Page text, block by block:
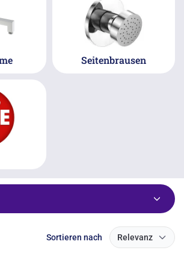
Seitenbrausen
Sortieren nach Relevanz